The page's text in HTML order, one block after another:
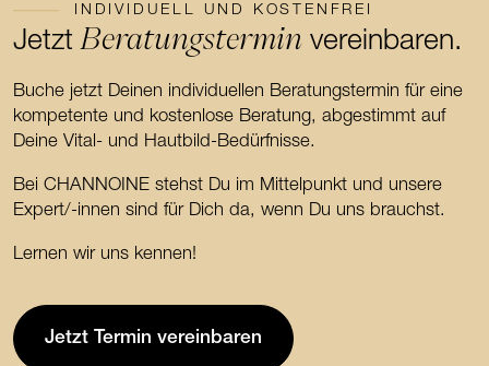
INDIVIDUELL UND KOSTENFREI
JetztBeratungstermin vereinbaren.
Buche jetzt Deinen individuellen Beratungstermin für eine
kompetente und kostenlose Beratung, abgestimmt auf
Deine Vital- und Hautbild-Bedürfnisse.
Bei CHANNOINE stehst Du im Mittelpunkt und unsere
Expert/-innen sind für Dich da, wenn Du uns brauchst.
Lernen wir uns kennen!
Jetzt Termin vereinbaren